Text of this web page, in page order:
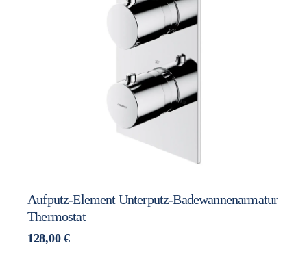
Aufputz-Element Unterputz-Badewannenarmatur
Thermostat
128,00€